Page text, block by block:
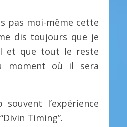
pas moi-même cette
dis toujours que je
et que tout le reste
moment où il sera
souvent l’expérience
Timing”.